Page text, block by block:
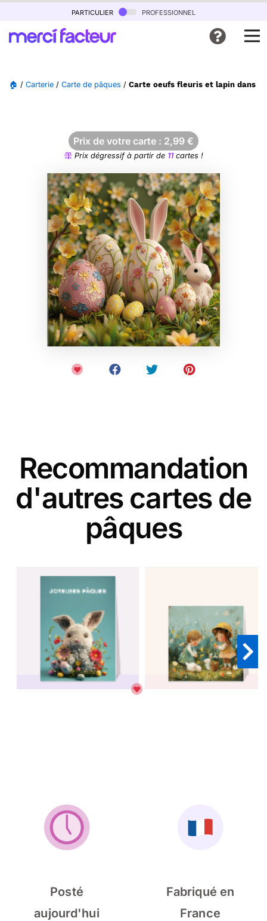
particulier professionnel
🏠 / Carterie / Carte de pâques / Carte oeufs fleuris et lapin dans le
Prix de votre carte : 2,99 €
Prix dégressif à partir de 11cartes !
Recommandation
d'autres cartes de
pâques
Posté
aujourd'hui
Fabriqué en
France